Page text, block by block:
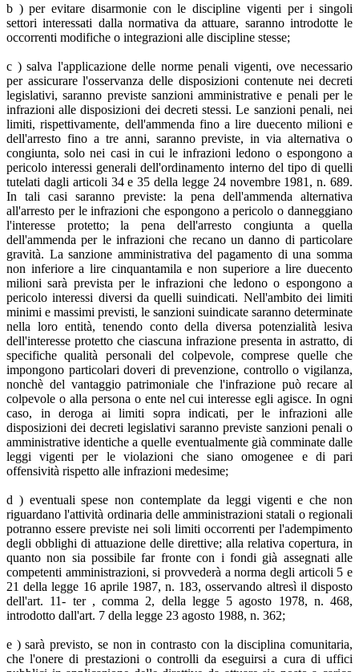
b ) per evitare disarmonie con le discipline vigenti per i singoli
settori interessati dalla normativa da attuare, saranno introdotte le
occorrenti modifiche o integrazioni alle discipline stesse;
c ) salva l'applicazione delle norme penali vigenti, ove necessario
per assicurare l'osservanza delle disposizioni contenute nei decreti
legislativi, saranno previste sanzioni amministrative e penali per le
infrazioni alle disposizioni dei decreti stessi. Le sanzioni penali, nei
limiti, rispettivamente, dell'ammenda fino a lire duecento milioni e
dell'arresto fino a tre anni, saranno previste, in via alternativa o
congiunta, solo nei casi in cui le infrazioni ledono o espongono a
pericolo interessi generali dell'ordinamento interno del tipo di quelli
tutelati dagli articoli 34 e 35 della legge 24 novembre 1981, n. 689.
In tali casi saranno previste: la pena dell'ammenda alternativa
all'arresto per le infrazioni che espongono a pericolo o danneggiano
l'interesse protetto; la pena dell'arresto congiunta a quella
dell'ammenda per le infrazioni che recano un danno di particolare
gravità. La sanzione amministrativa del pagamento di una somma
non inferiore a lire cinquantamila e non superiore a lire duecento
milioni sarà prevista per le infrazioni che ledono o espongono a
pericolo interessi diversi da quelli suindicati. Nell'ambito dei limiti
minimi e massimi previsti, le sanzioni suindicate saranno determinate
nella loro entità, tenendo conto della diversa potenzialità lesiva
dell'interesse protetto che ciascuna infrazione presenta in astratto, di
specifiche qualità personali del colpevole, comprese quelle che
impongono particolari doveri di prevenzione, controllo o vigilanza,
nonchè del vantaggio patrimoniale che l'infrazione può recare al
colpevole o alla persona o ente nel cui interesse egli agisce. In ogni
caso, in deroga ai limiti sopra indicati, per le infrazioni alle
disposizioni dei decreti legislativi saranno previste sanzioni penali o
amministrative identiche a quelle eventualmente già comminate dalle
leggi vigenti per le violazioni che siano omogenee e di pari
offensività rispetto alle infrazioni medesime;
d ) eventuali spese non contemplate da leggi vigenti e che non
riguardano l'attività ordinaria delle amministrazioni statali o regionali
potranno essere previste nei soli limiti occorrenti per l'adempimento
degli obblighi di attuazione delle direttive; alla relativa copertura, in
quanto non sia possibile far fronte con i fondi già assegnati alle
competenti amministrazioni, si provvederà a norma degli articoli 5 e
21 della legge 16 aprile 1987, n. 183, osservando altresì il disposto
dell'art. 11- ter , comma 2, della legge 5 agosto 1978, n. 468,
introdotto dall'art. 7 della legge 23 agosto 1988, n. 362;
e ) sarà previsto, se non in contrasto con la disciplina comunitaria,
che l'onere di prestazioni o controlli da eseguirsi a cura di uffici